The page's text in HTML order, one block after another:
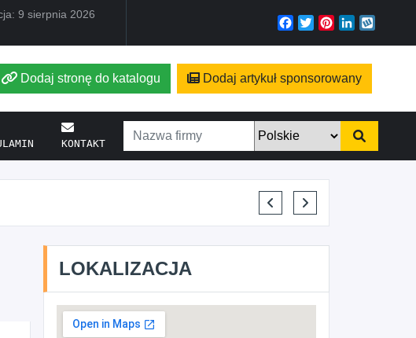
9 sierpnia 2026
Facebook
TwitterPinterest
LinkedIn
Dodaj stronę do katalogu Dodaj artykuł sponsorowany
KONTAKT
BAJTEL KAMIL HAJOK
LOKALIZACJA